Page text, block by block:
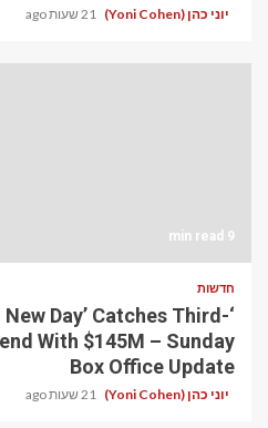
יוני כהן (Yoni Cohen) 21 שעות ago
9 min read
חדשות
Day’ Catches Third-
With $145M – Sunday
Box Office Update
יוני כהן (Yoni Cohen) 21 שעות ago